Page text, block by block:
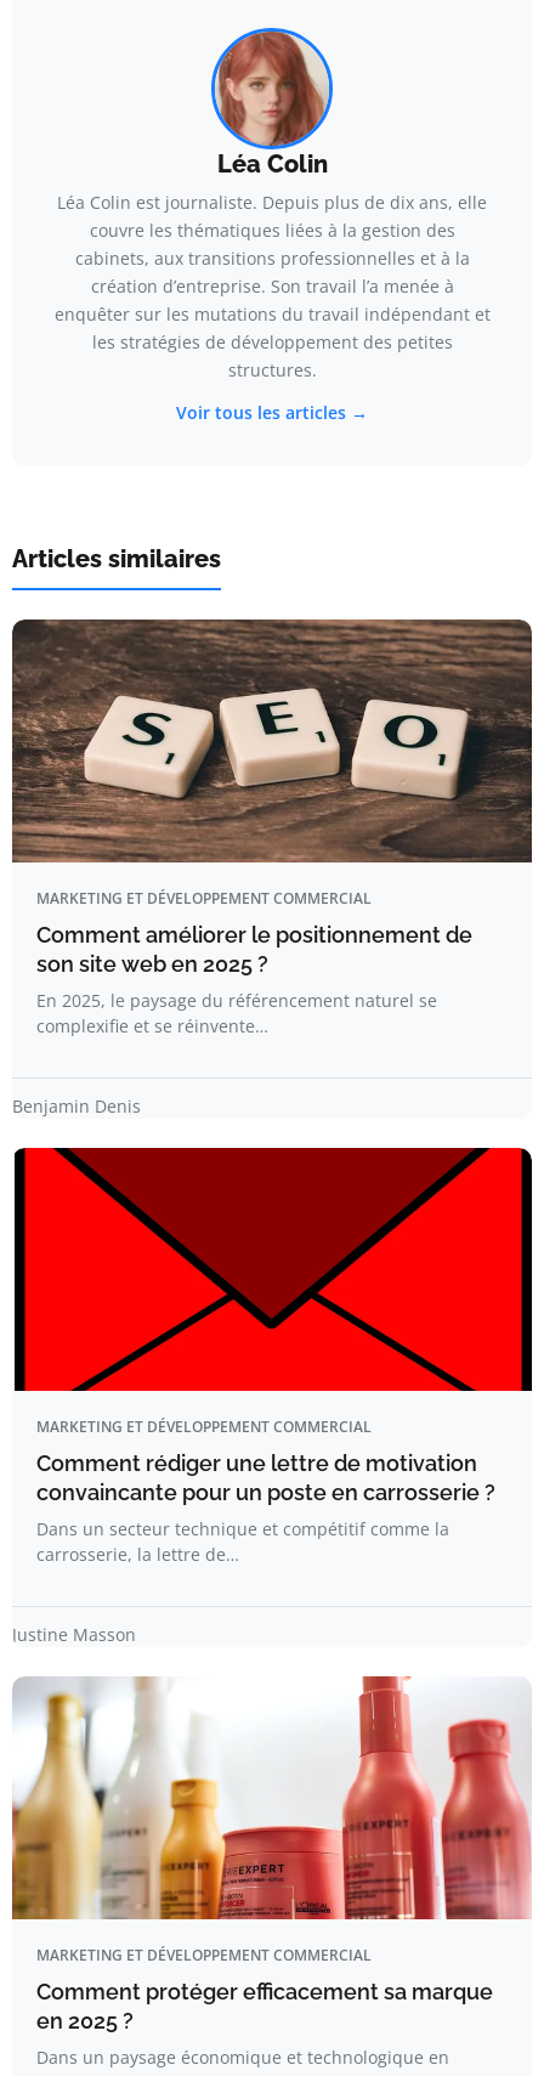
Léa Colin
Léa Colin est journaliste. Depuis plus de dix ans, elle
couvre les thématiques liées à la gestion des
cabinets, aux transitions professionnelles et à la
création d’entreprise. Son travail l’a menée à
enquêter sur les mutations du travail indépendant et
les stratégies de développement des petites
structures.
Voir tous les articles →
Articles similaires
MARKETING ET DÉVELOPPEMENT COMMERCIAL
Comment améliorer le positionnement de
son site web en 2025 ?
En 2025, le paysage du référencement naturel se
complexifie et se réinvente…
Benjamin Denis
MARKETING ET DÉVELOPPEMENT COMMERCIAL
Comment rédiger une lettre de motivation
convaincante pour un poste en carrosserie ?
Dans un secteur technique et compétitif comme la
carrosserie, la lettre de…
Justine Masson
MARKETING ET DÉVELOPPEMENT COMMERCIAL
Comment protéger efficacement sa marque
en 2025 ?
Dans un paysage économique et technologique en